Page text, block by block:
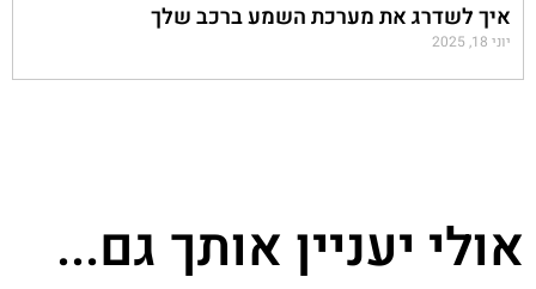
איך לשדרג את מערכת השמע ברכב שלך
יוני 18, 2025
אולי יעניין אותך גם...